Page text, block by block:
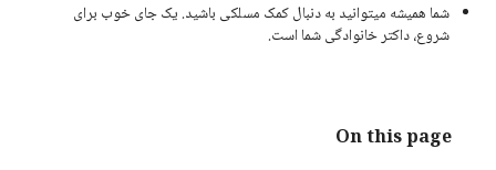
شما همیشه میتوانید به دنبال کمک مسلکی باشید. یک جای خوب برای
شروع، داکتر خانوادگی شما است.
On this page